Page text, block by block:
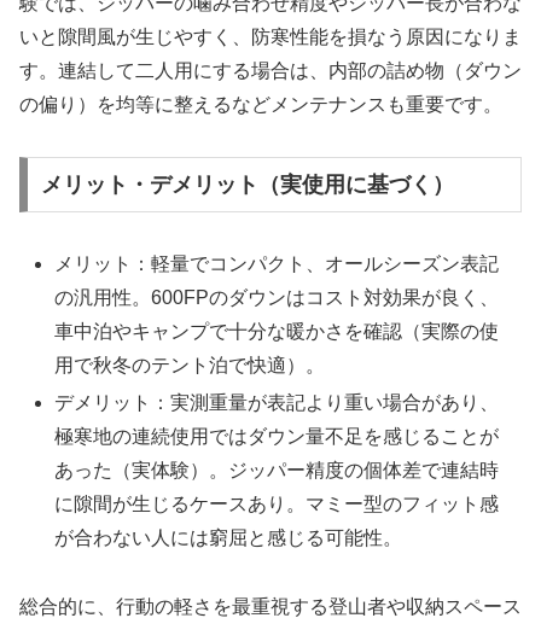
いと隙間風が生じやすく、防寒性能を損なう原因になりま
す。連結して二人用にする場合は、内部の詰め物（ダウン
の偏り）を均等に整えるなどメンテナンスも重要です。
メリット・デメリット（実使用に基づく）
メリット：軽量でコンパクト、オールシーズン表記
の汎用性。600FPのダウンはコスト対効果が良く、
車中泊やキャンプで十分な暖かさを確認（実際の使
用で秋冬のテント泊で快適）。
デメリット：実測重量が表記より重い場合があり、
極寒地の連続使用ではダウン量不足を感じることが
あった（実体験）。ジッパー精度の個体差で連結時
に隙間が生じるケースあり。マミー型のフィット感
が合わない人には窮屈と感じる可能性。
総合的に、行動の軽さを最重視する登山者や収納スペース